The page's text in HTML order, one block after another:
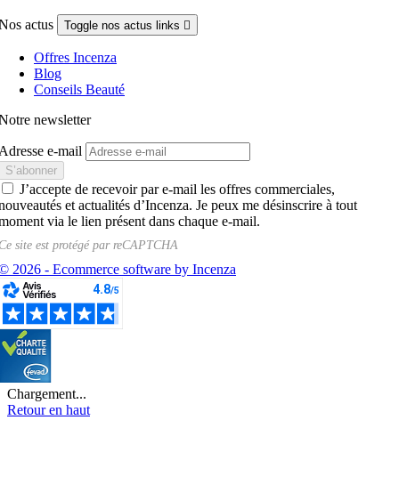
actus Toggle nos actus links 
Offres Incenza
Blog
Conseils Beauté
newsletter
e-mail
J’accepte de recevoir par e-mail les offres commerciales,
et actualités d’Incenza. Je peux me désinscrire à tout
via le lien présent dans chaque e-mail.
site est protégé parreCAPTCHA
2026 - Ecommerce software by Incenza
Chargement...
Retour en haut